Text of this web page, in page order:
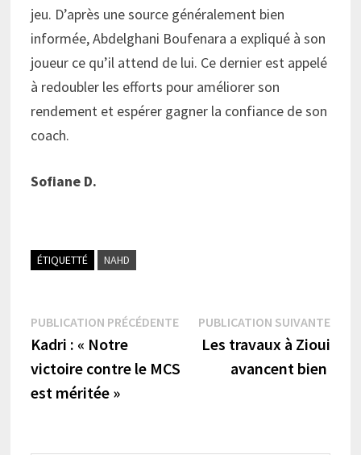
jeu. D’après une source généralement bien
informée, Abdelghani Boufenara a expliqué à son
joueur ce qu’il attend de lui. Ce dernier est appelé
à redoubler les efforts pour améliorer son
rendement et espérer gagner la confiance de son
coach.
Sofiane D.
ÉTIQUETTÉ NAHD
Navigation
de
l’article
PUBLICATION PRÉCÉDENTEPublication
précédente :
Kadri : « Notre
victoire contre le MCS
est méritée »
PUBLICATION SUIVANTE
Les travaux à Zioui
avancent bien